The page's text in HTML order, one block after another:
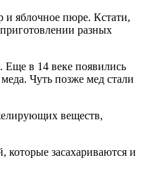
и яблочное пюре. Кстати,
разных
Еще в 14 веке появились
Чуть позже мед стали
веществ,
которые засахариваются и